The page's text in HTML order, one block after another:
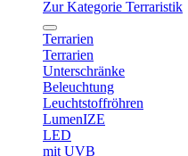
Zur Kategorie Terraristik
Terrarien
Terrarien
Unterschränke
Beleuchtung
Leuchtstoffröhren
LumenIZE
LED
mit UVB